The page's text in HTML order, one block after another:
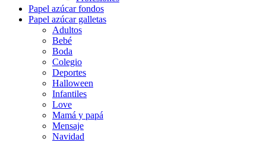
Papel azúcar fondos
Papel azúcar galletas
Adultos
Bebé
Boda
Colegio
Deportes
Halloween
Infantiles
Love
Mamá y papá
Mensaje
Navidad